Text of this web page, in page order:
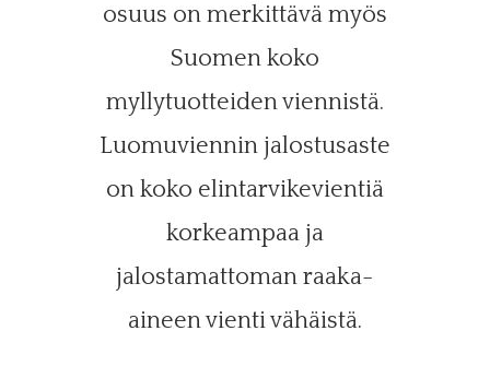
osuus on merkittävä myös
Suomen koko
myllytuotteiden viennistä.
Luomuviennin jalostusaste
on koko elintarvikevientiä
korkeampaa ja
jalostamattoman raaka-
aineen vienti vähäistä.